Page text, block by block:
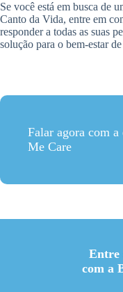
Se você está em busca de
Canto da Vida, entre em
responder a todas as suas
solução para o bem-estar
Falar agora com
Me Care
Entre
com a